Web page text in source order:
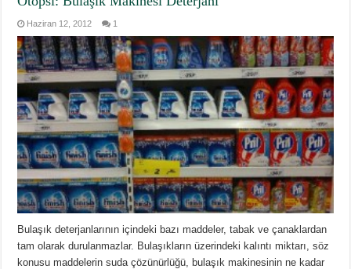
Haziran 12, 2012 1
Bulaşık deterjanlarının içindeki bazı maddeler, tabak ve çanaklardan
tam olarak durulanmazlar. Bulaşıkların üzerindeki kalıntı miktarı, söz
konusu maddelerin suda çözünürlüğü, bulaşık makinesinin ne kadar